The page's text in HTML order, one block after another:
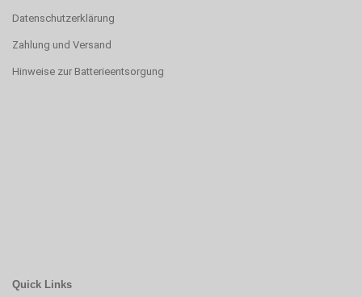
Datenschutzerklärung
Zahlung und Versand
Hinweise zur Batterieentsorgung
Quick Links